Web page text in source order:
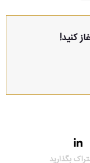
کنید!
بگذارید